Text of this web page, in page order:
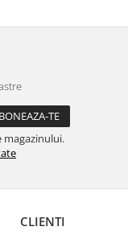
la
9H la
magazinului.
CLIENTI